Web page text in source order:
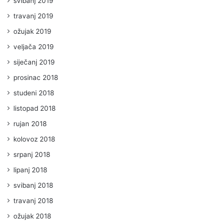
travanj 2019
ožujak 2019
veljača 2019
siječanj 2019
prosinac 2018
studeni 2018
listopad 2018
rujan 2018
kolovoz 2018
srpanj 2018
lipanj 2018
svibanj 2018
travanj 2018
ožujak 2018